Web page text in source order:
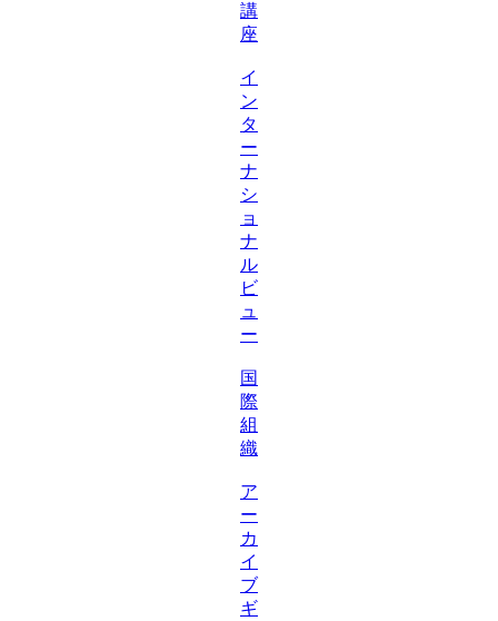
講
座
イ
ン
タ
ー
ナ
シ
ョ
ナ
ル
ビ
ュ
ー
国
際
組
織
ア
ー
カ
イ
ブ
ギ